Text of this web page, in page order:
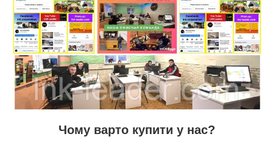
Чому варто купити у нас?